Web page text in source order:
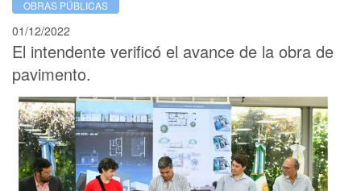
OBRAS PÚBLICAS
01/12/2022
El intendente verificó el avance de la obra de
pavimento.